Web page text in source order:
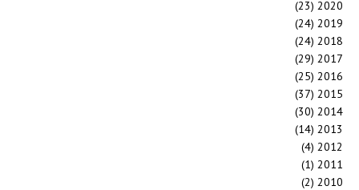
2020
(23)
2019
(24)
2018
(24)
2017
(29)
2016
(25)
2015
(37)
2014
(30)
2013
(14)
2012
(4)
2011
(1)
2010
(2)